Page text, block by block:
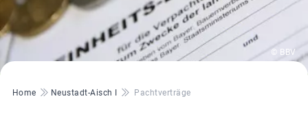
© BBV
Pfadnavigation
Home Neustadt-Aisch I Pachtverträge